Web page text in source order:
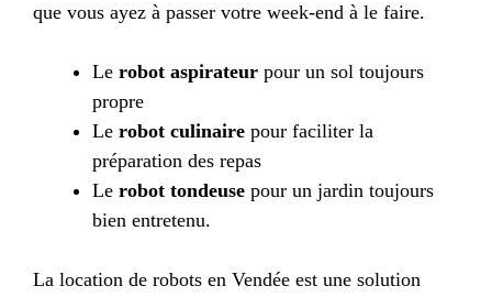
que vous ayez à passer votre week-end à le faire.
Le robot aspirateur pour un sol toujours
propre
Le robot culinaire pour faciliter la
préparation des repas
Le robot tondeuse pour un jardin toujours
bien entretenu.
La location de robots en Vendée est une solution